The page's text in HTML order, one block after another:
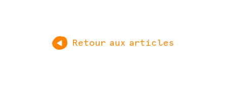
Retour aux articles